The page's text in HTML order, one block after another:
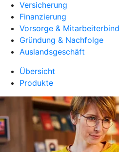
Versicherung
Finanzierung
Vorsorge &
Gründung & Nachfolge
Auslandsgeschäft
Übersicht
Produkte